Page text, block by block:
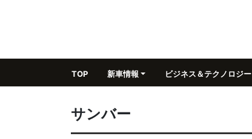
TOP 新車情報 ビジネス＆テクノロジー
サンバー